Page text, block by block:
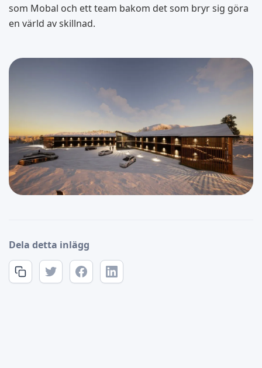
som Mobal och ett team bakom det som bryr sig göra
en värld av skillnad.
Dela detta inlägg